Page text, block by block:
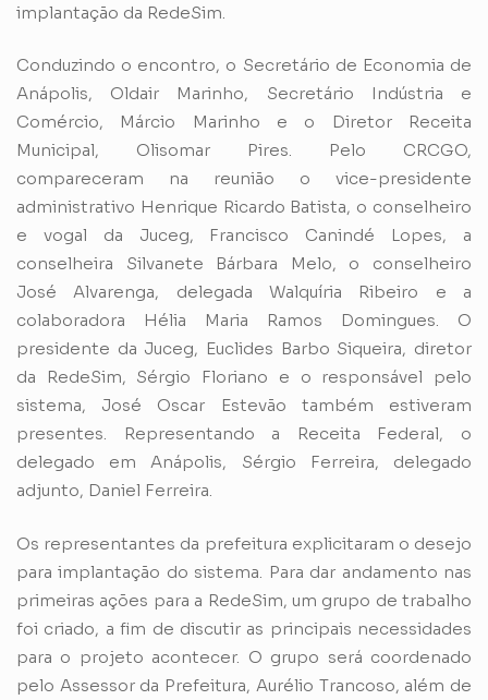
implantação da RedeSim.
Conduzindo o encontro, o Secretário de Economia de
Anápolis, Oldair Marinho, Secretário Indústria e
Comércio, Márcio Marinho e o Diretor Receita
Municipal, Olisomar Pires. Pelo CRCGO,
compareceram na reunião o vice-presidente
administrativo Henrique Ricardo Batista, o conselheiro
e vogal da Juceg, Francisco Canindé Lopes, a
conselheira Silvanete Bárbara Melo, o conselheiro
José Alvarenga, delegada Walquíria Ribeiro e a
colaboradora Hélia Maria Ramos Domingues. O
presidente da Juceg, Euclides Barbo Siqueira, diretor
da RedeSim, Sérgio Floriano e o responsável pelo
sistema, José Oscar Estevão também estiveram
presentes. Representando a Receita Federal, o
delegado em Anápolis, Sérgio Ferreira, delegado
adjunto, Daniel Ferreira.
Os representantes da prefeitura explicitaram o desejo
para implantação do sistema. Para dar andamento nas
primeiras ações para a RedeSim, um grupo de trabalho
foi criado, a fim de discutir as principais necessidades
para o projeto acontecer. O grupo será coordenado
pelo Assessor da Prefeitura, Aurélio Trancoso, além de